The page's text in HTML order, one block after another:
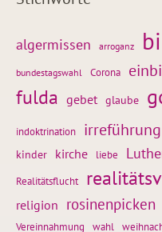
algermissen arroganz
bundestagswahl Corona
fulda gebet glaube
indoktrination irreführung
kinder kirche liebe
Realitätsflucht
religion rosinenpicken
Vereinnahmung wahl